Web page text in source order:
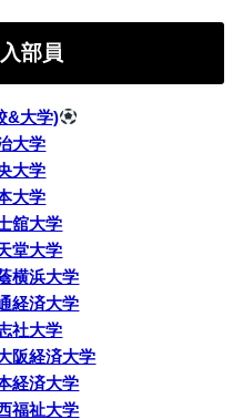
部員
&大学)
大学
大学
大学
舘大学
堂大学
横浜大学
経済大学
社大学
阪経済大学
経済大学
福祉大学